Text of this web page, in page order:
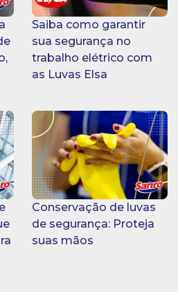
Saiba como garantir
sua segurança no
trabalho elétrico com
as Luvas Elsa
Conservação de luvas
de segurança: Proteja
suas mãos